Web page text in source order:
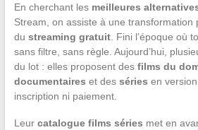
En cherchant les meilleures
Stream, on assiste à une transformation
du streaming gratuit. Fini l’époque où
sans filtre, sans règle. Aujourd’hui,
du lot : elles proposent des films du
documentaires et des séries en
inscription ni paiement.
Leur catalogue films séries met en